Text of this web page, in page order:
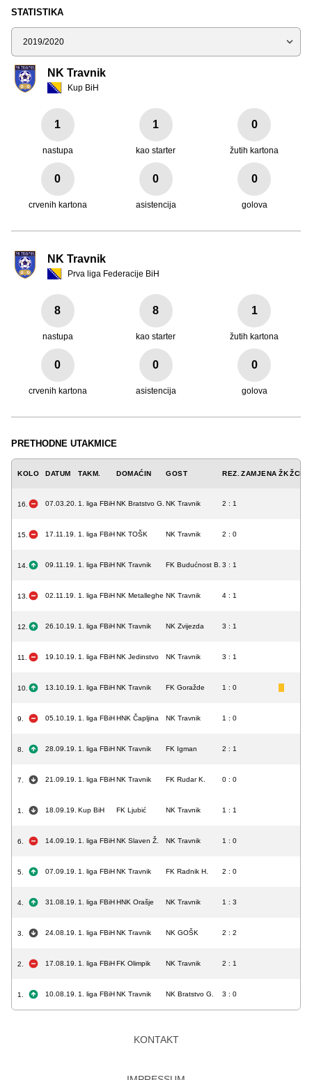
STATISTIKA
Sezona
NK Travnik
Kup BiH
1
nastupa
1
kao starter
0
žutih kartona
0
crvenih kartona
0
asistencija
0
golova
NK Travnik
Prva liga Federacije BiH
8
nastupa
8
kao starter
1
žutih kartona
0
crvenih kartona
0
asistencija
0
golova
PRETHODNE UTAKMICE
KOLO DATUM TAKM. DOMAĆIN GOST REZ. ZAMJENA ŽKŽCK
16. 07.03.20. 1. liga FBiHNK Bratstvo G. NK Travnik 2 : 1
15. 17.11.19. 1. liga FBiHNK TOŠK NK Travnik 2 : 0
14. 09.11.19. 1. liga FBiHNK Travnik FK Budućnost B. 3 : 1
13. 02.11.19. 1. liga FBiHNK Metalleghe NK Travnik 4 : 1
12. 26.10.19. 1. liga FBiHNK Travnik NK Zvijezda 3 : 1
11. 19.10.19. 1. liga FBiHNK Jedinstvo NK Travnik 3 : 1
10. 13.10.19. 1. liga FBiHNK Travnik FK Goražde 1 : 0
9. 05.10.19. 1. liga FBiHHNK Čapljina NK Travnik 1 : 0
8. 28.09.19. 1. liga FBiHNK Travnik FK Igman 2 : 1
7. 21.09.19. 1. liga FBiHNK Travnik FK Rudar K. 0 : 0
1. 18.09.19. Kup BiH FK Ljubić NK Travnik 1 : 1
6. 14.09.19. 1. liga FBiHNK Slaven Ž. NK Travnik 1 : 0
5. 07.09.19. 1. liga FBiHNK Travnik FK Radnik H. 2 : 0
4. 31.08.19. 1. liga FBiHHNK Orašje NK Travnik 1 : 3
3. 24.08.19. 1. liga FBiHNK Travnik NK GOŠK 2 : 2
2. 17.08.19. 1. liga FBiHFK Olimpik NK Travnik 2 : 1
1. 10.08.19. 1. liga FBiHNK Travnik NK Bratstvo G. 3 : 0
KONTAKT